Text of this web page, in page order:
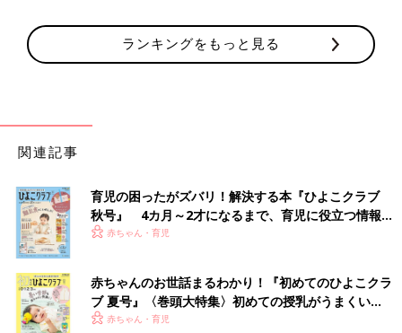
着の身着のまま病院に行き、助産師さんに診察してもらったとこ
ろ「破水ですね。このまま入院してください」と言われ、頭が真
無痛分娩だけど陣痛は痛い！
午前中は、痛みがなかったので食事を取ったり、家族とLINEを
したりのんびり過ごしていましたが、午後から徐々にズキズキと
生理痛のようなおなかの痛みが増してきました。
最初は耐えられるほどの痛みでしたが、陣痛
の間隔がだんだんと
短くなり、そのうちにベッドの上で「痛いよぉ…」と唸りながら
もがいていないと耐えられないほどの痛みに変わりました。「こ
ランキングをもっと見る
関連記事
育児の困ったがズバリ！解決する本『ひよこクラブ
秋号』 4カ月～2才になるまで、育児に役立つ情報が
いっぱい！
赤ちゃん・育児
赤ちゃんのお世話まるわかり！『初めてのひよこクラ
ブ 夏号』〈巻頭大特集〉初めての授乳がうまくい
く！ おっぱい・ミルクの基本と夏のトラブル 解決テ
赤ちゃん・育児